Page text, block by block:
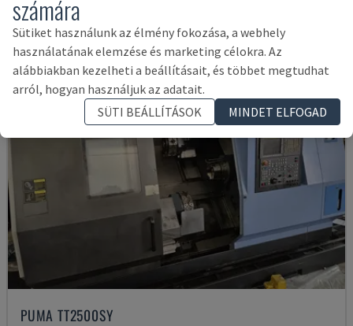
PUMA TT2500SY
számára
Sütiket használunk az élmény fokozása, a webhely
használatának elemzése és marketing célokra. Az
alábbiakban kezelheti a beállításait, és többet megtudhat
arról, hogyan használjuk az adatait.
SÜTI BEÁLLÍTÁSOK
MINDET ELFOGAD